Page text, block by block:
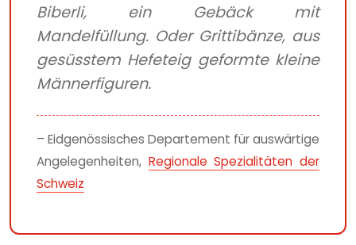
Biberli, ein Gebäck mit
Mandelfüllung. Oder Grittibänze, aus
gesüsstem Hefeteig geformte kleine
Männerfiguren.
– Eidgenössisches Departement für auswärtige
Angelegenheiten, Regionale Spezialitäten der
Schweiz